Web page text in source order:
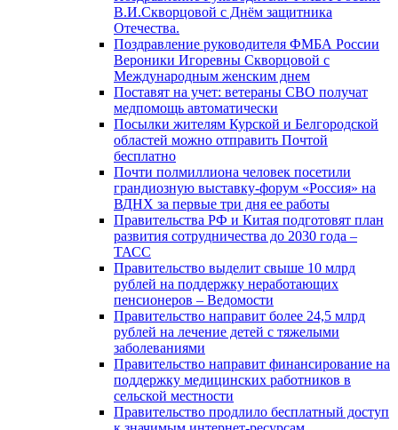
В.И.Скворцовой с Днём защитника
Отечества.
Поздравление руководителя ФМБА России
Вероники Игоревны Скворцовой с
Международным женским днем
Поставят на учет: ветераны СВО получат
медпомощь автоматически
Посылки жителям Курской и Белгородской
областей можно отправить Почтой
бесплатно
Почти полмиллиона человек посетили
грандиозную выставку-форум «Россия» на
ВДНХ за первые три дня ее работы
Правительства РФ и Китая подготовят план
развития сотрудничества до 2030 года –
ТАСС
Правительство выделит свыше 10 млрд
рублей на поддержку неработающих
пенсионеров – Ведомости
Правительство направит более 24,5 млрд
рублей на лечение детей с тяжелыми
заболеваниями
Правительство направит финансирование на
поддержку медицинских работников в
сельской местности
Правительство продлило бесплатный доступ